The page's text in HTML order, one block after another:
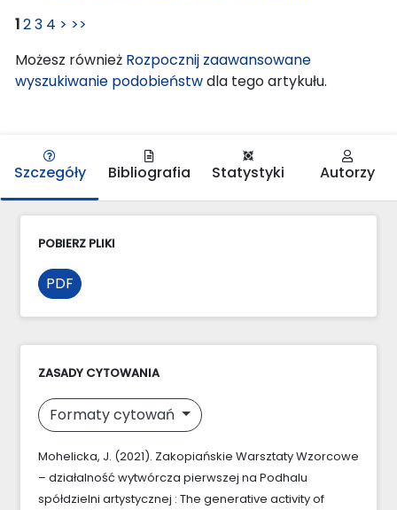
123 4 > >>
Możesz również Rozpocznij zaawansowane
wyszukiwanie podobieństwdla tego artykułu.
Szczegóły Bibliografia Statystyki Autorzy
POBIERZ PLIKI
PDF
ZASADY CYTOWANIA
Formaty cytowań
Mohelicka, J. (2021). Zakopiańskie Warsztaty Wzorcowe
– działalność wytwórcza pierwszej na Podhalu
spółdzielni artystycznej : The generative activity of